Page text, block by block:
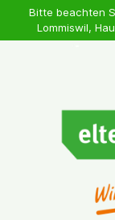
Bitte beachten
Lommiswil,